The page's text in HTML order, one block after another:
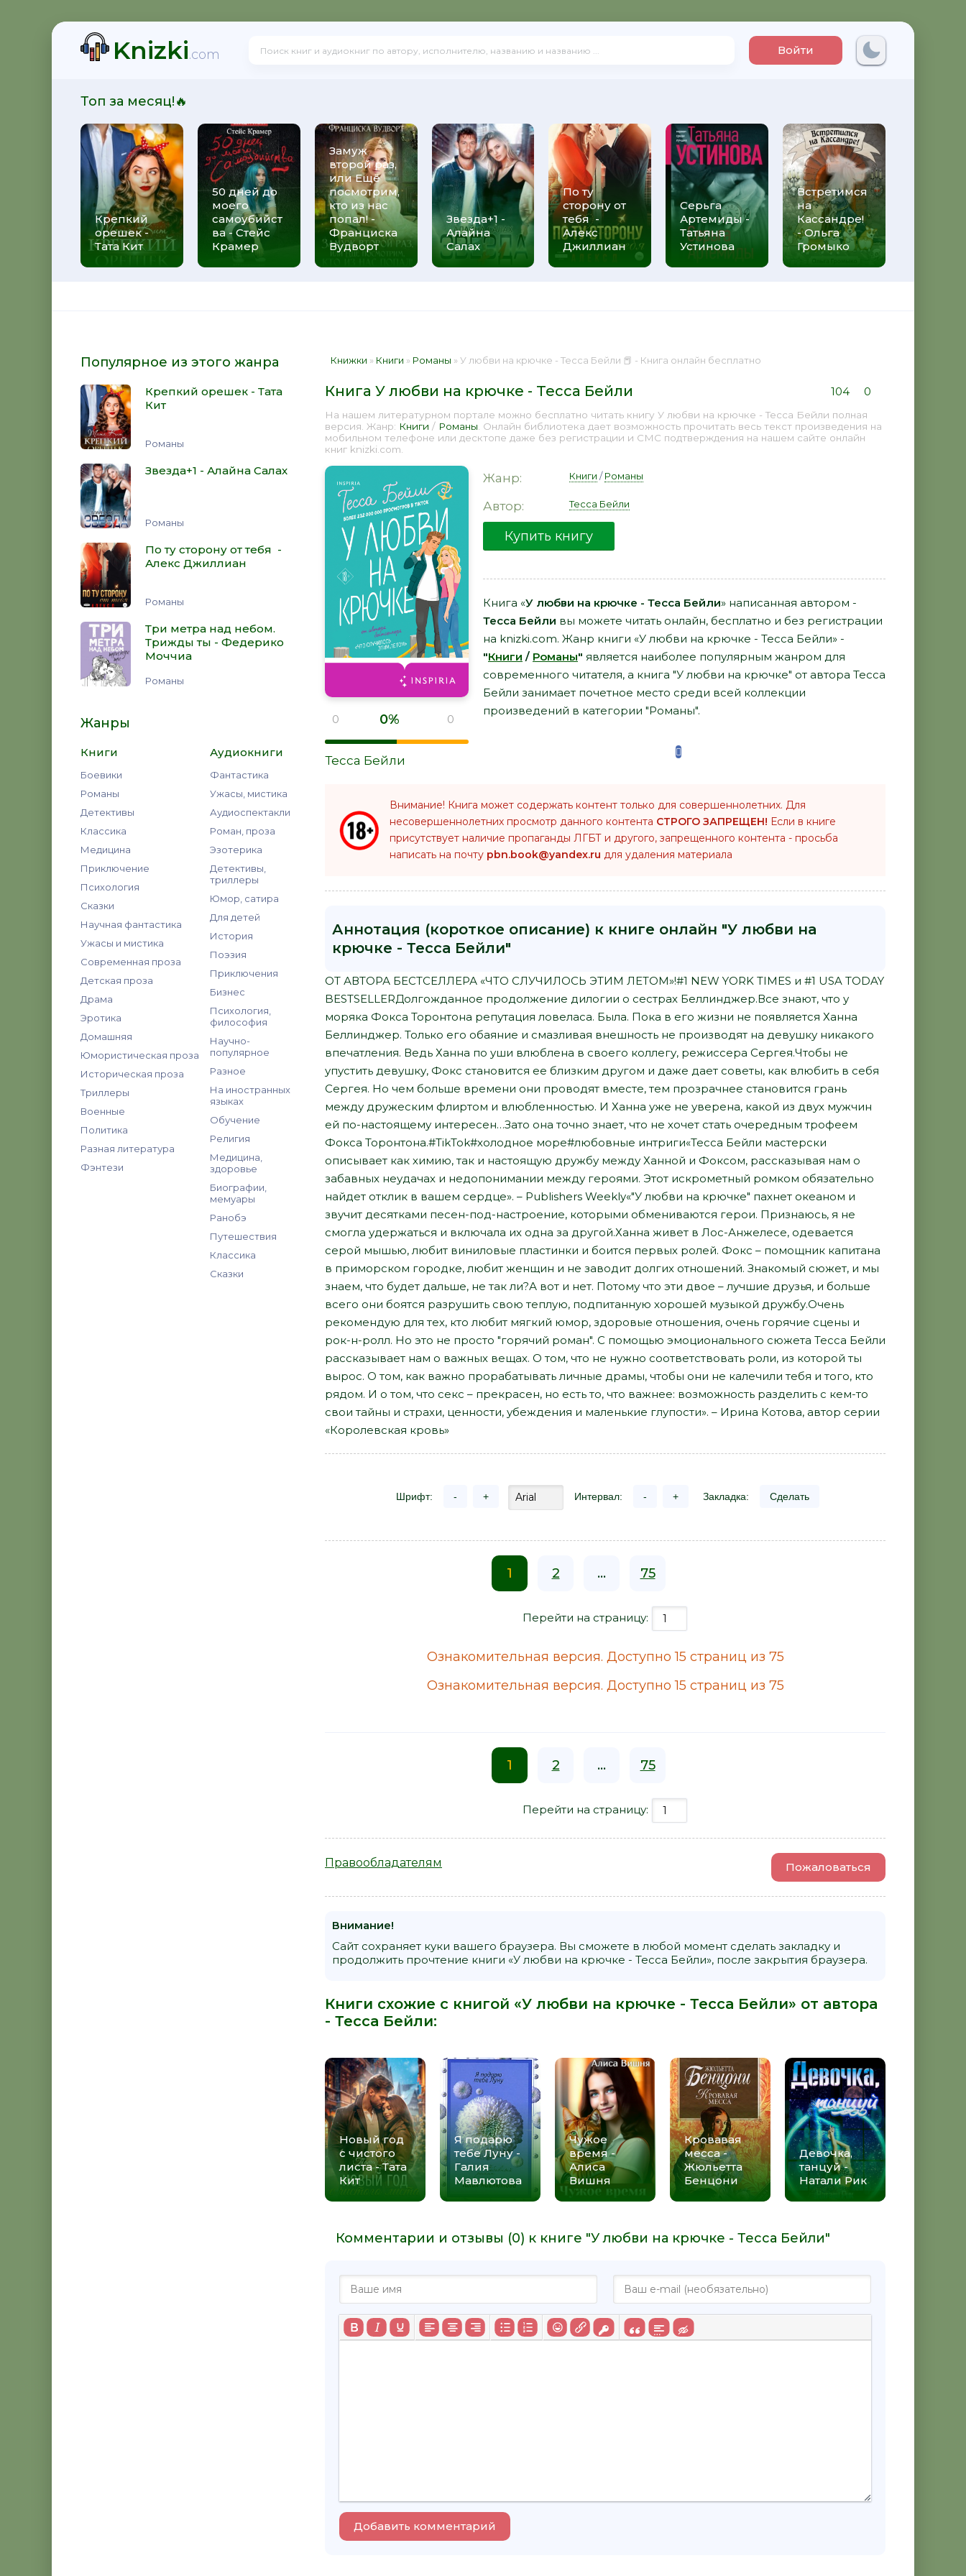
Knizki.com Войти
Топ за месяц!🔥
Крепкий
орешек -
Тата Кит
50 дней до
моего
самоубийст
ва - Стейс
Крамер
Замуж
второй раз,
или Ещё
посмотрим,
кто из нас
попал! -
Франциска
Вудворт
Звезда+1 -
Алайна
Салах
По ту
сторону от
тебя -
Алекс
Джиллиан
Серьга
Артемиды -
Татьяна
Устинова
Встретимся
на
Кассандре!
- Ольга
Громыко
Популярное из этого жанра
Крепкий орешек - Тата
Кит
Романы
Звезда+1 - Алайна Салах
Романы
По ту сторону от тебя -
Алекс Джиллиан
Романы
Три метра над небом.
Трижды ты - Федерико
Моччиа
Романы
Жанры
Книги
Боевики
Романы
Детективы
Классика
Медицина
Приключение
Психология
Сказки
Научная фантастика
Ужасы и мистика
Современная проза
Детская проза
Драма
Эротика
Домашняя
Юмористическая проза
Историческая проза
Триллеры
Военные
Политика
Разная литература
Фэнтези
Аудиокниги
Фантастика
Ужасы, мистика
Аудиоспектакли
Роман, проза
Эзотерика
Детективы,
триллеры
Юмор, сатира
Для детей
История
Поэзия
Приключения
Бизнес
Психология,
философия
Научно-
популярное
Разное
На иностранных
языках
Обучение
Религия
Медицина,
здоровье
Биографии,
мемуары
Ранобэ
Путешествия
Классика
Сказки
Книжки » Книги » Романы » У любви на крючке - Тесса Бейли 📕 - Книга онлайн бесплатно
Книга У любви на крючке - Тесса Бейли 104 0
На нашем литературном портале можно бесплатно читать книгу У любви на крючке - Тесса Бейли полная
версия. Жанр: Книги / Романы . Онлайн библиотека дает возможность прочитать весь текст произведения на
мобильном телефоне или десктопе даже без регистрации и СМС подтверждения на нашем сайте онлайн
книг knizki.com.
0 0% 0
Тесса Бейли
Жанр: Книги /Романы
Автор: Тесса Бейли
Купить книгу
Книга «У любви на крючке - Тесса Бейли» написанная автором -
Тесса Бейли вы можете читать онлайн, бесплатно и без регистрации
на knizki.com. Жанр книги «У любви на крючке - Тесса Бейли» -
"Книги / Романы" является наиболее популярным жанром для
современного читателя, а книга "У любви на крючке" от автора Тесса
Бейли занимает почетное место среди всей коллекции
произведений в категории "Романы".
Внимание! Книга может содержать контент только для совершеннолетних. Для
несовершеннолетних просмотр данного контента СТРОГО ЗАПРЕЩЕН! Если в книге
присутствует наличие пропаганды ЛГБТ и другого, запрещенного контента - просьба
написать на почту pbn.book@yandex.ru для удаления материала
Аннотация (короткое описание) к книге онлайн "У любви на
крючке - Тесса Бейли"
ОТ АВТОРА БЕСТСЕЛЛЕРА «ЧТО СЛУЧИЛОСЬ ЭТИМ ЛЕТОМ»!#1 NEW YORK TIMES и #1 USA TODAY
BESTSELLERДолгожданное продолжение дилогии о сестрах Беллинджер.Все знают, что у
моряка Фокса Торонтона репутация ловеласа. Была. Пока в его жизни не появляется Ханна
Беллинджер. Только его обаяние и смазливая внешность не производят на девушку никакого
впечатления. Ведь Ханна по уши влюблена в своего коллегу, режиссера Сергея.Чтобы не
упустить девушку, Фокс становится ее близким другом и даже дает советы, как влюбить в себя
Сергея. Но чем больше времени они проводят вместе, тем прозрачнее становится грань
между дружеским флиртом и влюбленностью. И Ханна уже не уверена, какой из двух мужчин
ей по-настоящему интересен…Зато она точно знает, что не хочет стать очередным трофеем
Фокса Торонтона.#TikTok#холодное море#любовные интриги«Тесса Бейли мастерски
описывает как химию, так и настоящую дружбу между Ханной и Фоксом, рассказывая нам о
забавных неудачах и недопонимании между героями. Этот искрометный ромком обязательно
найдет отклик в вашем сердце». – Publishers Weekly«"У любви на крючке" пахнет океаном и
звучит десятками песен-под-настроение, которыми обмениваются герои. Признаюсь, я не
смогла удержаться и включала их одна за другой.Ханна живет в Лос-Анжелесе, одевается
серой мышью, любит виниловые пластинки и боится первых ролей. Фокс – помощник капитана
в приморском городке, любит женщин и не заводит долгих отношений. Знакомый сюжет, и мы
знаем, что будет дальше, не так ли?А вот и нет. Потому что эти двое – лучшие друзья, и больше
всего они боятся разрушить свою теплую, подпитанную хорошей музыкой дружбу.Очень
рекомендую для тех, кто любит мягкий юмор, здоровые отношения, очень горячие сцены и
рок-н-ролл. Но это не просто "горячий роман". С помощью эмоционального сюжета Тесса Бейли
рассказывает нам о важных вещах. О том, что не нужно соответствовать роли, из которой ты
вырос. О том, как важно прорабатывать личные драмы, чтобы они не калечили тебя и того, кто
рядом. И о том, что секс – прекрасен, но есть то, что важнее: возможность разделить с кем-то
свои тайны и страхи, ценности, убеждения и маленькие глупости». – Ирина Котова, автор серии
«Королевская кровь»
Шрифт: - + Интервал: - + Закладка: Сделать
1 2 ... 75
Перейти на страницу:
Ознакомительная версия. Доступно 15 страниц из 75
Ознакомительная версия. Доступно 15 страниц из 75
1 2 ... 75
Перейти на страницу:
Правообладателям Пожаловаться
Внимание!
Сайт сохраняет куки вашего браузера. Вы сможете в любой момент сделать закладку и
продолжить прочтение книги «У любви на крючке - Тесса Бейли», после закрытия браузера.
Книги схожие с книгой «У любви на крючке - Тесса Бейли» от автора
- Тесса Бейли:
Новый год
с чистого
листа - Тата
Кит
Я подарю
тебе Луну -
Галия
Мавлютова
Чужое
время -
Алиса
Вишня
Кровавая
месса -
Жюльетта
Бенцони
Девочка,
танцуй -
Натали Рик
Комментарии и отзывы (0) к книге "У любви на крючке - Тесса Бейли"
Добавить комментарий
Джиллиан